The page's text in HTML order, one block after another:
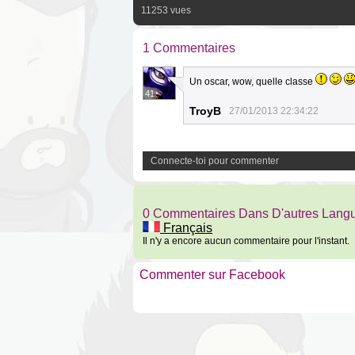
11253 vues
1 Commentaires
41
Un oscar, wow, quelle classe
TroyB 27/01/2013 22:34:22
Connecte-toi pour commenter
0 Commentaires Dans D'autres
Français
Il n'y a encore aucun commentaire pour l'instant.
Commenter sur Facebook